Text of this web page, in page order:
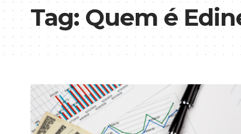
Tag:Quem é